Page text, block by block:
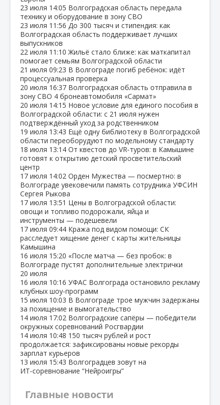
23 июля 14:05 Волгоградская область передала
технику и оборудование в зону СВО
23 июля 11:56 До 300 тысяч и стипендия: как
Волгоградская область поддерживает лучших
выпускников
22 июля 11:10 Жильё стало ближе: как маткапитал
помогает семьям Волгоградской области
21 июля 09:23 В Волгограде погиб ребёнок: идёт
процессуальная проверка
20 июля 16:37 Волгоградская область отправила в
зону СВО 4 бронеавтомобиля «Сармат»
20 июля 14:15 Новое условие для единого пособия в
Волгоградской области: с 21 июля нужен
подтверждённый уход за родственником
19 июля 13:43 Ещё одну библиотеку в Волгоградской
области переоборудуют по модельному стандарту
18 июля 13:14 От квестов до VR‑туров: в Камышине
готовят к открытию детский просветительский
центр
17 июля 14:02 Орден Мужества — посмертно: в
Волгограде увековечили память сотрудника УФСИН
Сергея Рыкова
17 июля 13:51 Цены в Волгоградской области:
овощи и топливо подорожали, яйца и
инструменты — подешевели
17 июля 09:44 Кража под видом помощи: СК
расследует хищение денег с карты жительницы
Камышина
16 июля 15:20 «После матча — без пробок: в
Волгограде пустят дополнительные электрички
20 июля
16 июля 10:16 УФАС Волгограда остановило рекламу
клубных шоу‑программ
15 июля 10:03 В Волгограде трое мужчин задержаны
за похищение и вымогательство
14 июля 17:02 Волгоградские сапёры — победители
окружных соревнований Росгвардии
14 июля 10:48 150 тысяч рублей и рост
продолжается: зафиксированы новые рекорды
зарплат курьеров
13 июля 15:43 Волгоградцев зовут на
ИТ‑соревнование “Нейроигры”
Главные новости